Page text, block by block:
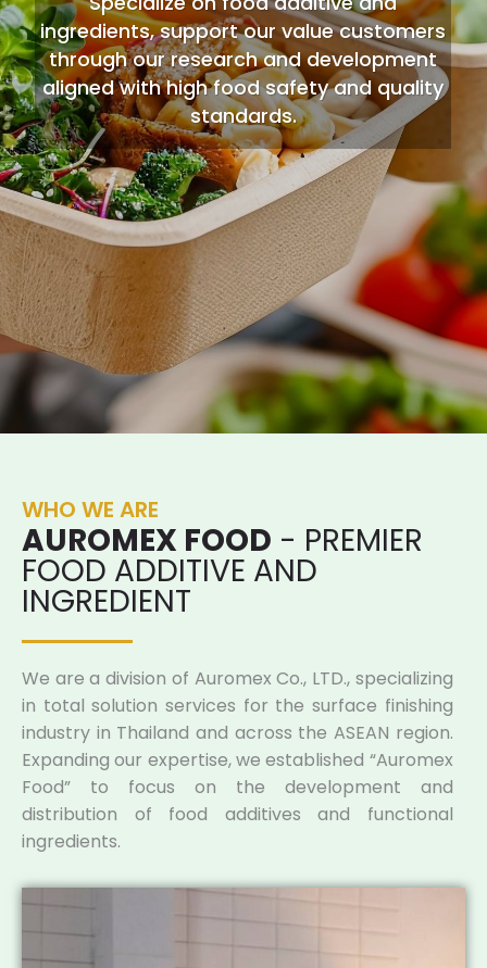
ingredients, support our value customers
through our research and development
aligned with high food safety and quality
standards.
WHO WE ARE
AUROMEX FOOD - PREMIER
FOOD ADDITIVE AND
INGREDIENT
We are a division of Auromex Co., LTD., specializing
in total solution services for the surface finishing
industry in Thailand and across the ASEAN region.
Expanding our expertise, we established “Auromex
Food” to focus on the development and
distribution of food additives and functional
ingredients.